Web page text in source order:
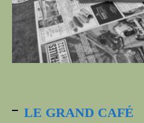
LE GRAND CAFÉ